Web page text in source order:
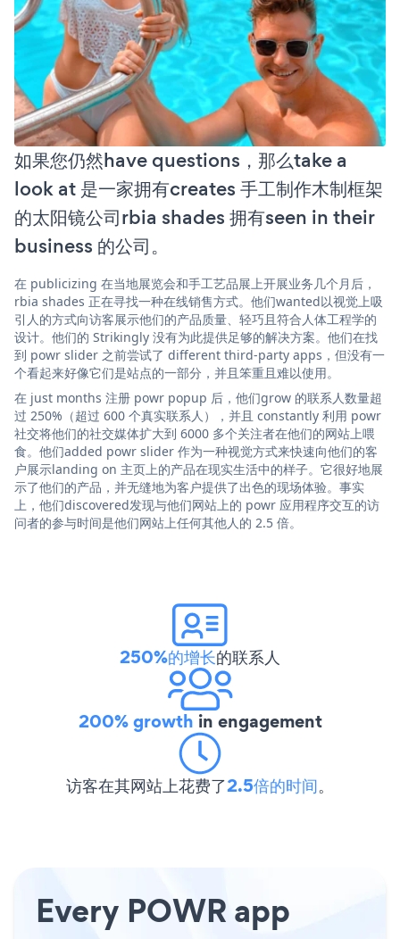
如果您仍然have questions，那么take a
look at 是一家拥有creates 手工制作木制框架
的太阳镜公司rbia shades 拥有seen in their
business 的公司。
在 publicizing 在当地展览会和手工艺品展上开展业务几个月后，
rbia shades 正在寻找一种在线销售方式。他们wanted以视觉上吸
引人的方式向访客展示他们的产品质量、轻巧且符合人体工程学的
设计。他们的 Strikingly 没有为此提供足够的解决方案。他们在找
到 powr slider 之前尝试了 different third-party apps，但没有一
个看起来好像它们是站点的一部分，并且笨重且难以使用。
在 just months 注册 powr popup 后，他们grow 的联系人数量超
过 250%（超过 600 个真实联系人），并且 constantly 利用 powr
社交将他们的社交媒体扩大到 6000 多个关注者在他们的网站上喂
食。他们added powr slider 作为一种视觉方式来快速向他们的客
户展示landing on 主页上的产品在现实生活中的样子。它很好地展
示了他们的产品，并无缝地为客户提供了出色的现场体验。事实
上，他们discovered发现与他们网站上的 powr 应用程序交互的访
问者的参与时间是他们网站上任何其他人的 2.5 倍。
250%的增长的联系人
200% growth in engagement
访客在其网站上花费了2.5倍的时间。
Every POWR app